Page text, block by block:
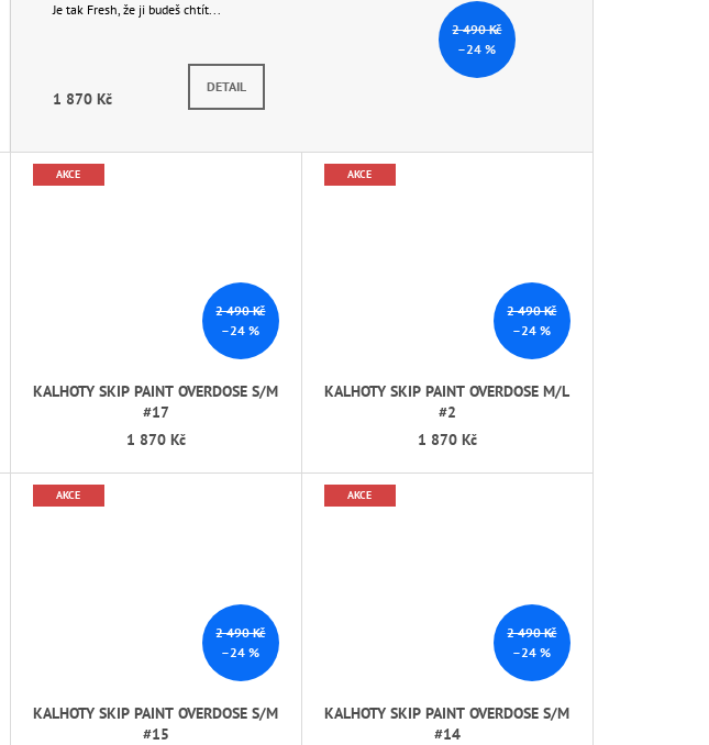
2 490 Kč
–24 %
Je tak Fresh, že ji budeš chtít...
1 870 Kč
DETAIL
2 490 Kč
–24 %
AKCE
KALHOTY SKIP PAINT OVERDOSE S/M
#17
1 870 Kč
2 490 Kč
–24 %
AKCE
KALHOTY SKIP PAINT OVERDOSE M/L
#2
1 870 Kč
2 490 Kč
–24 %
AKCE
KALHOTY SKIP PAINT OVERDOSE S/M
#15
2 490 Kč
–24 %
AKCE
KALHOTY SKIP PAINT OVERDOSE S/M
#14